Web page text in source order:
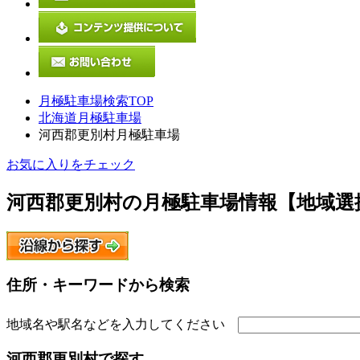
月極駐車場検索TOP
北海道月極駐車場
河西郡更別村月極駐車場
お気に入りをチェック
河西郡更別村の月極駐車場情報【地域選
住所・キーワードから検索
地域名や駅名などを入力してください